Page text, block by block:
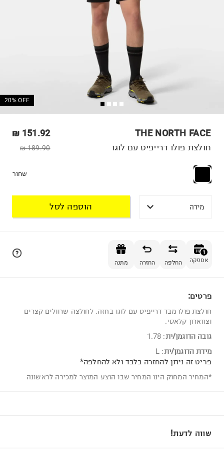
20% OFF
THE NORTH FACE
151.92 ₪
189.90 ₪ חולצת פולו דרייפיט עם לוגו
שחור
מידה הוספה לסל
1
אספקה החלפה החזרה מתנה
פרטים:
חולצת פולו מבד דרייפיט עם לוגו בחזה. לחולצה שרוולים קצרים
וצווארון קלאסי.
גובה הדוגמן/ית:
1.78
מידת הדוגמן/ית:
L
פריט זה ניתן להחזרה בלבד ולא להחלפה*
*המחיר המחוק הינו המחיר שבו הוצע המוצר למכירה לראשונה
שווה לדעת!